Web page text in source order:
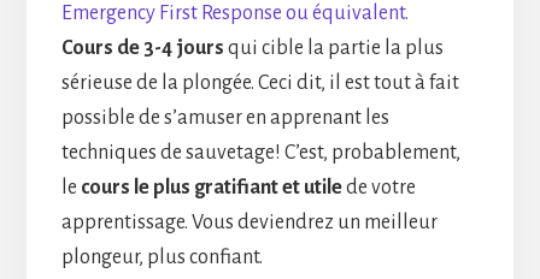
Emergency First Response ou équivalent.
Cours de 3-4 jours qui cible la partie la plus
sérieuse de la plongée. Ceci dit, il est tout à fait
possible de s’amuser en apprenant les
techniques de sauvetage! C’est, probablement,
le cours le plus gratifiant et utilede votre
apprentissage. Vous deviendrez un meilleur
plongeur, plus confiant.